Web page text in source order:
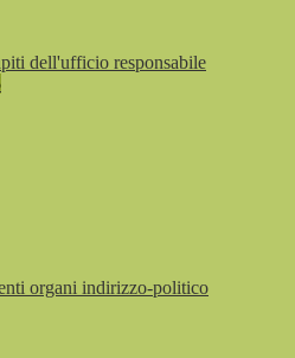
dell'ufficio responsabile
organi indirizzo-politico